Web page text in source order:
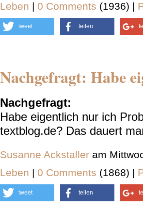
Leben | 0 Comments (1936) |
tweet teilen
Nachgefragt: Habe
Nachgefragt:
Habe eigentlich nur ich
textblog.de? Das dauert
Susanne Ackstaller am
Leben | 0 Comments (1868) |
tweet teilen